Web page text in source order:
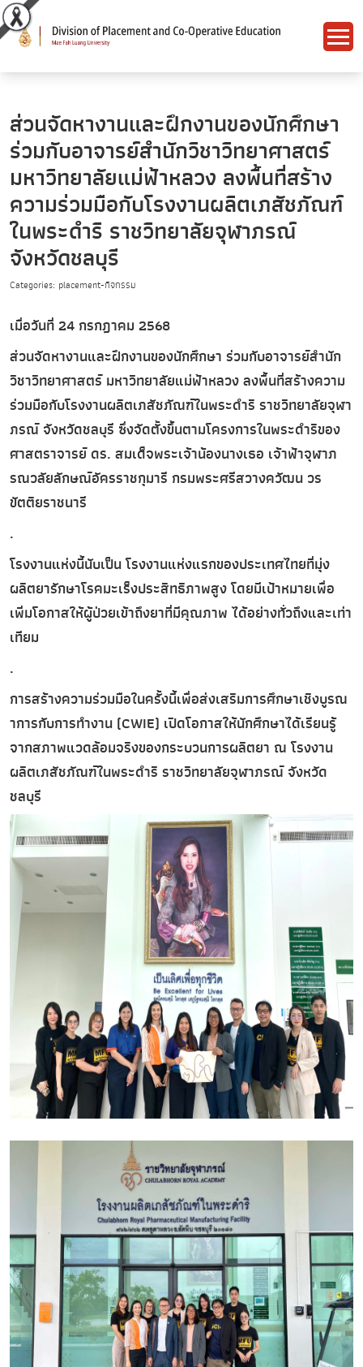
ส่วนจัดหางานและฝึกงานของนักศึกษา
ร่วมกับอาจารย์สำนักวิชาวิทยาศาสตร์
มหาวิทยาลัยแม่ฟ้าหลวง ลงพื้นที่สร้าง
ความร่วมมือกับโรงงานผลิตเภสัชภัณฑ์
ในพระดำริ ราชวิทยาลัยจุฬาภรณ์
จังหวัดชลบุรี
Categories: placement-กิจกรรม
เมื่อวันที่ 24 กรกฎาคม 2568
ส่วนจัดหางานและฝึกงานของนักศึกษา ร่วมกับอาจารย์สำนัก
วิชาวิทยาศาสตร์ มหาวิทยาลัยแม่ฟ้าหลวง ลงพื้นที่สร้างความ
ร่วมมือกับโรงงานผลิตเภสัชภัณฑ์ในพระดำริ ราชวิทยาลัยจุฬา
ภรณ์ จังหวัดชลบุรี ซึ่งจัดตั้งขึ้นตามโครงการในพระดำริของ
ศาสตราจารย์ ดร. สมเด็จพระเจ้าน้องนางเธอ เจ้าฟ้าจุฬาภ
รณวลัยลักษณ์อัครราชกุมารี กรมพระศรีสวางควัฒน วร
ขัตติยราชนารี
.
โรงงานแห่งนี้นับเป็น โรงงานแห่งแรกของประเทศไทยที่มุ่ง
ผลิตยารักษาโรคมะเร็งประสิทธิภาพสูง โดยมีเป้าหมายเพื่อ
เพิ่มโอกาสให้ผู้ป่วยเข้าถึงยาที่มีคุณภาพ ได้อย่างทั่วถึงและเท่า
เทียม
.
การสร้างความร่วมมือในครั้งนี้เพื่อส่งเสริมการศึกษาเชิงบูรณ
าการกับการทำงาน (CWIE) เปิดโอกาสให้นักศึกษาได้เรียนรู้
จากสภาพแวดล้อมจริงของกระบวนการผลิตยา ณ โรงงาน
ผลิตเภสัชภัณฑ์ในพระดำริ ราชวิทยาลัยจุฬาภรณ์ จังหวัด
ชลบุรี